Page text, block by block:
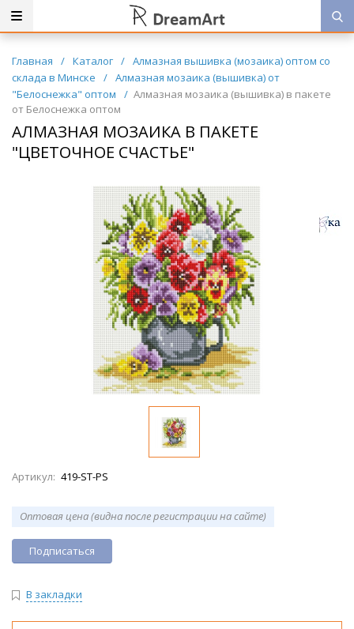
Главная / Каталог / Алмазная вышивка (мозаика) оптом со
склада в Минске
/ Алмазная мозаика (вышивка) от
"Белоснежка" оптом
/ Алмазная мозаика (вышивка) в пакете
от Белоснежка оптом
АЛМАЗНАЯ МОЗАИКА В ПАКЕТЕ
"ЦВЕТОЧНОЕ СЧАСТЬЕ"
Артикул: 419-ST-PS
Оптовая цена (видна после регистрации на сайте)
Подписаться
В закладки